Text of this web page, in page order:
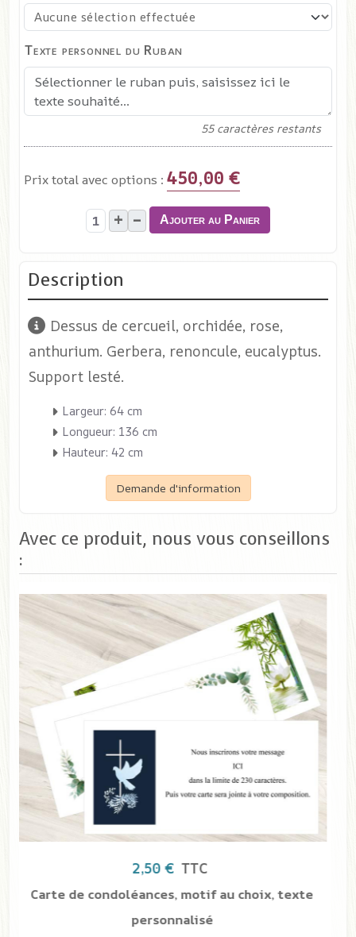
Texte personnel du Ruban
55caractères restants
Prix total avec options : 450,00 €
+ – Ajouter au Panier
Description
Dessus de cercueil, orchidée, rose,
anthurium. Gerbera, renoncule, eucalyptus.
Support lesté.
Largeur: 64 cm
Longueur: 136 cm
Hauteur: 42 cm
Demande d'information
Avec ce produit, nous vous conseillons
:
39,00 €